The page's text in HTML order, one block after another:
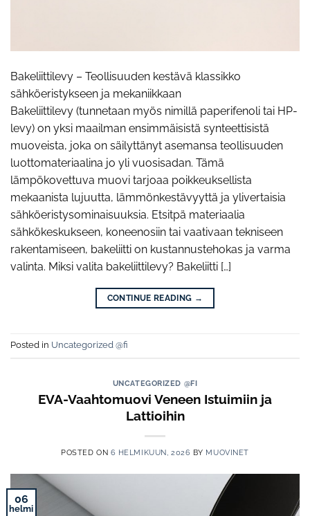
Bakeliittilevy – Teollisuuden kestävä klassikko
sähköeristykseen ja mekaniikkaan
Bakeliittilevy (tunnetaan myös nimillä paperifenoli tai HP-
levy) on yksi maailman ensimmäisistä synteettisistä
muoveista, joka on säilyttänyt asemansa teollisuuden
luottomateriaalina jo yli vuosisadan. Tämä
lämpökovettuva muovi tarjoaa poikkeuksellista
mekaanista lujuutta, lämmönkestävyyttä ja ylivertaisia
sähköeristysominaisuuksia. Etsitpä materiaalia
sähkökeskukseen, koneenosiin tai vaativaan tekniseen
rakentamiseen, bakeliitti on kustannustehokas ja varma
valinta. Miksi valita bakeliittilevy? Bakeliitti […]
CONTINUE READING →
Posted in Uncategorized @fi
UNCATEGORIZED @FI
EVA-Vaahtomuovi Veneen Istuimiin ja
Lattioihin
POSTED ON 6 HELMIKUUN, 2026 BY MUOVINET
06
helmi